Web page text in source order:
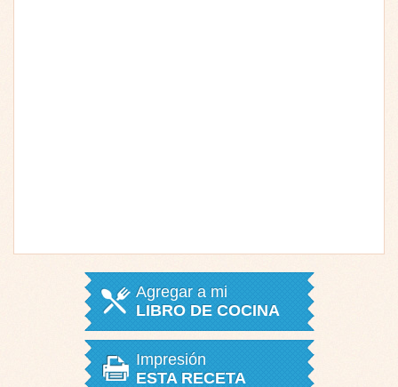
Agregar a mi
LIBRO DE COCINA
Impresión
ESTA RECETA